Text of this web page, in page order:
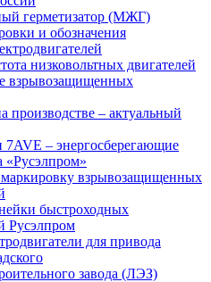
герметизатор (МЖГ)
и обозначения
низковольтных двигателей
взрывозащищенных
– актуальный
7AVE – энергосберегающие
«Русэлпром»
взрывозащищенных
быстроходных
Русэлпром
для привода
завода (ЛЭЗ)